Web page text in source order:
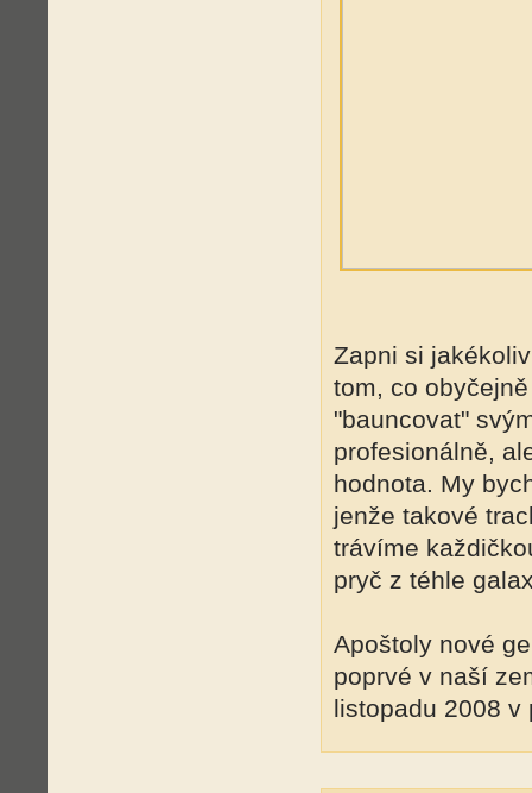
Zapni si
tom, co
"bauncovat"
profesionálně,
hodnota. My
jenže takové
trávíme
pryč z téhle
Apoštoly nové
poprvé v naší
listopadu 2008 v